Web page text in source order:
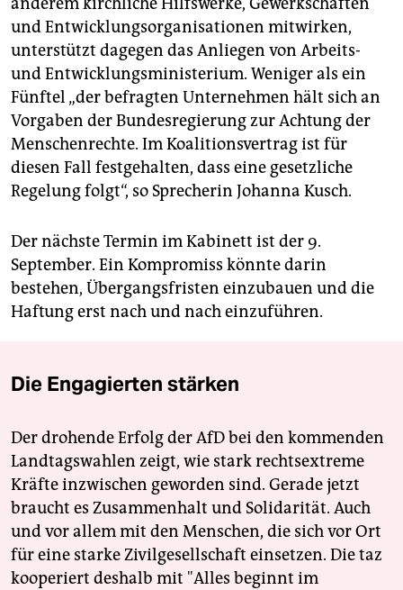
und Entwicklungsorganisationen mitwirken,
unterstützt dagegen das Anliegen von Arbeits-
und Entwicklungsministerium. Weniger als ein
Fünftel „der befragten Unternehmen hält sich an
Vorgaben der Bundesregierung zur Achtung der
Menschenrechte. Im Koalitionsvertrag ist für
diesen Fall festgehalten, dass eine gesetzliche
Regelung folgt“, so Sprecherin Johanna Kusch.
Der nächste Termin im Kabinett ist der 9.
September. Ein Kompromiss könnte darin
bestehen, Übergangsfristen einzubauen und die
Haftung erst nach und nach einzuführen.
Die Engagierten stärken
Der drohende Erfolg der AfD bei den kommenden
Landtagswahlen zeigt, wie stark rechtsextreme
Kräfte inzwischen geworden sind. Gerade jetzt
braucht es Zusammenhalt und Solidarität. Auch
und vor allem mit den Menschen, die sich vor Ort
für eine starke Zivilgesellschaft einsetzen. Die taz
kooperiert deshalb mit "Alles beginnt im